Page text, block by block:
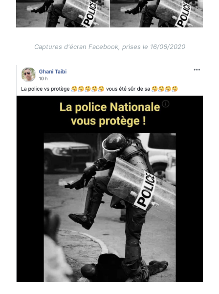
Captures d'écran Facebook, prises le 16/06/2020
Image